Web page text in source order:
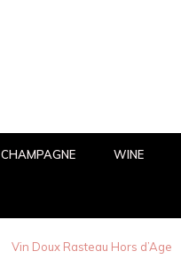
CHAMPAGNE WINE
Vin Doux Rasteau Hors d’Age